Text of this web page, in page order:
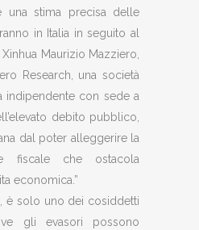
una stima precisa delle
in Italia in seguito al
Maurizio Mazziero,
Research, una società
indipendente con sede a
debito pubblico,
dal poter alleggerire la
fiscale che ostacola
economica.”
è solo uno dei cosiddetti
gli evasori possono